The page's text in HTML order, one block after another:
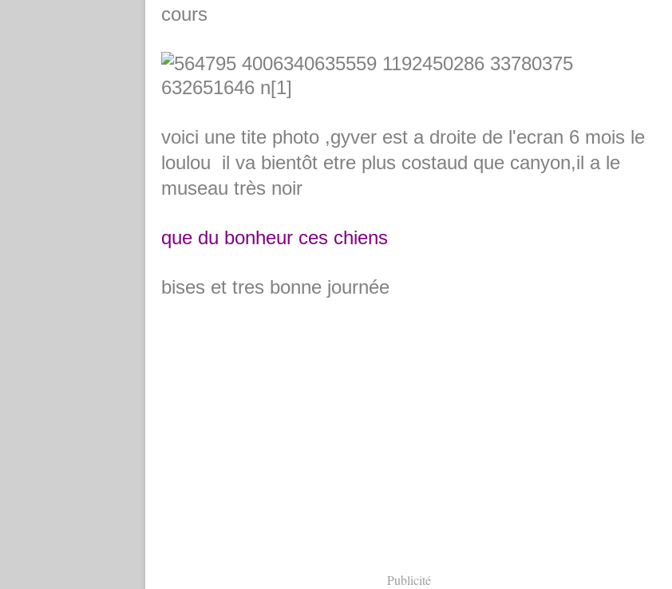
cours
voici une tite photo ,gyver est a droite de l'ecran 6 mois le
loulou il va bientôt etre plus costaud que canyon,il a le
museau très noir
que du bonheur ces chiens
bises et tres bonne journée
Publicité